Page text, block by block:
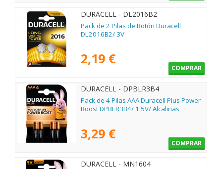
DURACELL - DL2016B2
Pack de 2 Pilas de Botón Duracell
DL2016B2/ 3V
2,19 €
COMPRAR
DURACELL - DPBLR3B4
Pack de 4 Pilas AAA Duracell Plus Power
Boost DPBLR3B4/ 1.5V/ Alcalinas
3,29 €
COMPRAR
DURACELL - MN1604